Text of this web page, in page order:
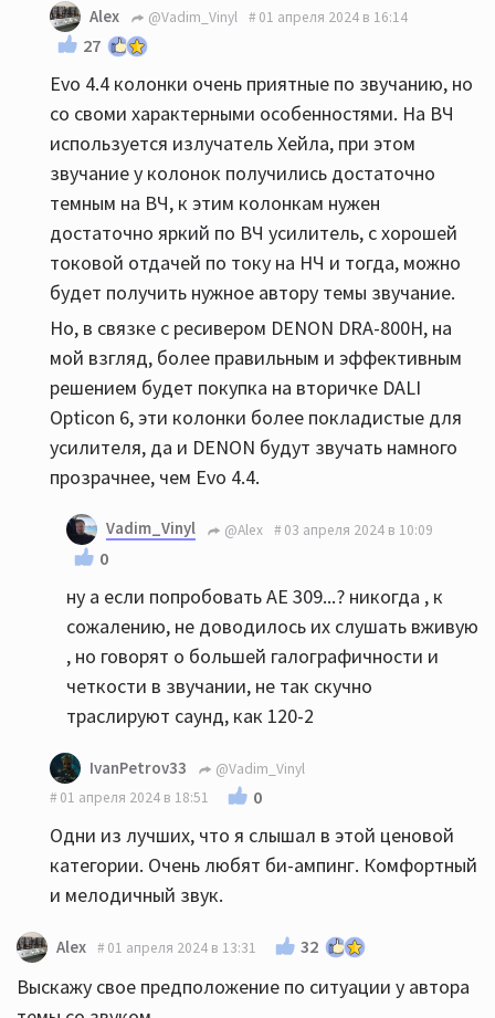
Alex @Vadim_Vinyl 01 апреля 2024 в 16:14
27
Evo 4.4 колонки очень приятные по звучанию, но
со своми характерными особенностями. На ВЧ
используется излучатель Хейла, при этом
звучание у колонок получились достаточно
темным на ВЧ, к этим колонкам нужен
достаточно яркий по ВЧ усилитель, с хорошей
токовой отдачей по току на НЧ и тогда, можно
будет получить нужное автору темы звучание.
Но, в связке с ресивером DENON DRA-800H, на
мой взгляд, более правильным и эффективным
решением будет покупка на вторичке DALI
Opticon 6, эти колонки более покладистые для
усилителя, да и DENON будут звучать намного
прозрачнее, чем Evo 4.4.
Vadim_Vinyl @Alex 03 апреля 2024 в 10:09
0
ну а если попробовать АЕ 309...? никогда , к
сожалению, не доводилось их слушать вживую
, но говорят о большей галографичности и
четкости в звучании, не так скучно
траслируют саунд, как 120-2
IvanPetrov33
@Vadim_Vinyl
01 апреля 2024 в 18:51
0
Одни из лучших, что я слышал в этой ценовой
категории. Очень любят би-ампинг. Комфортный
и мелодичный звук.
Alex 01 апреля 2024 в 13:31 32
Выскажу свое предположение по ситуации у автора